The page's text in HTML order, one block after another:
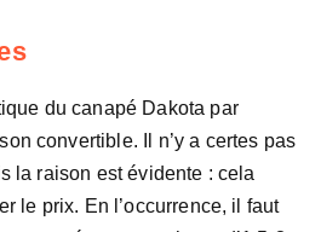
du canapé Dakota par
convertible. Il n’y a certes pas
la raison est évidente : cela
le prix. En l’occurrence, il faut